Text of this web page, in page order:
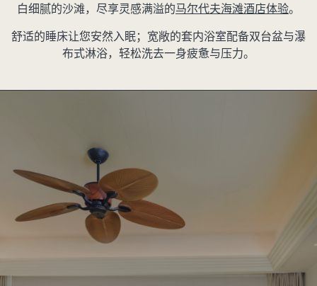
白细腻的沙滩，尽享灵感满溢的马尔代夫海滩酒店体验。
舒适的睡床让您安然入眠；宽敞的套内浴室配备双台盆与瀑
布式淋浴，轻松洗去一身疲惫与压力。